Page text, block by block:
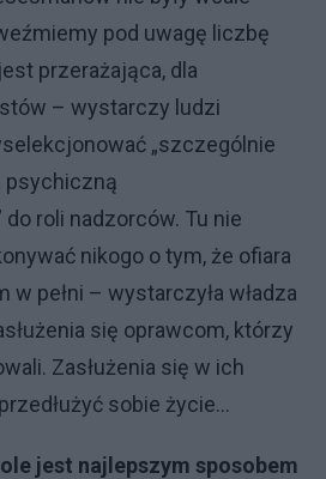
pod uwagę liczbę
przerażająca, dla
– wystarczy ludzi
„szczególnie
psychiczną
roli nadzorców. Tu nie
nikogo o tym, że ofiara
w pełni – wystarczyła władza
się oprawcom, którzy
Zasłużenia się w ich
sobie życie…
jest najlepszym sposobem